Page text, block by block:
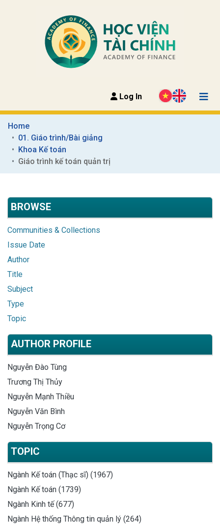
Log In
Home
01. Giáo trình/Bài giảng
Khoa Kế toán
Giáo trình kế toán quản trị
BROWSE
Communities & Collections
Issue Date
Author
Title
Subject
Type
Topic
AUTHOR PROFILE
Nguyễn Đào Tùng
Trương Thị Thủy
Nguyễn Mạnh Thiều
Nguyễn Văn Bình
Nguyễn Trọng Cơ
TOPIC
Ngành Kế toán (Thạc sĩ) (1967)
Ngành Kế toán (1739)
Ngành Kinh tế (677)
Ngành Hệ thống Thông tin quản lý (264)